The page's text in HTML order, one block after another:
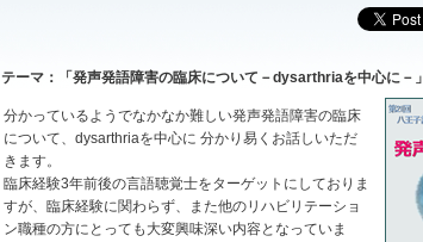
テーマ：「発声発語障害の臨床について－dysarthriaを中心に－」
分かっているようでなかなか難しい発声発語障害の臨床
について、dysarthriaを中心に 分かり易くお話しいただ
きます。
臨床経験3年前後の言語聴覚士をターゲットにしておりま
すが、臨床経験に関わらず、また他のリハビリテーショ
ン職種の方にとっても大変興味深い内容となっていま